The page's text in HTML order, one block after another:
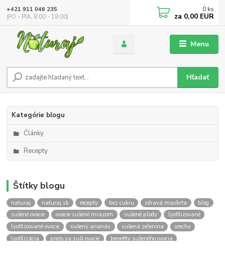
Menu
Hľadať
+421 911 046 235
(PO - PIA, 8:00 - 18:00)
0 ks
za 0,00 EUR
Kategórie blogu
Články
Recepty
Štítky blogu
naturaj naturaj.sk recepty bez cukru zdravá maskrta
blog
sušené ovocie
ovocie sušené mrazom sušené plody
lyofilizované
lyofilizované ovocie
sušený ananás sušená zelenina
orechy
lyofilizácia
prečo sa suší ovocie
benefity sušeného ovocia